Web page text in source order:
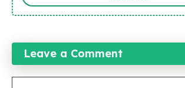
Leave a Comment